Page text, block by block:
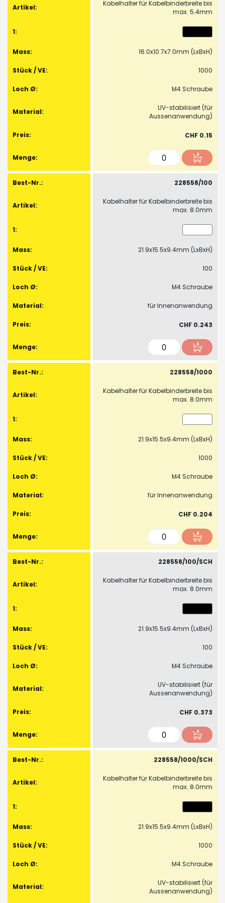
Kabelhalter für Kabelbinderbreite bis
max. 5.4mm
16.0x10.7x7.0mm (LxBxH)
1000
M4 Schraube
UV-stabilisiert (für
Aussenanwendung)
CHF 0.15
228558/100
Kabelhalter für Kabelbinderbreite bis
max. 8.0mm
21.9x15.5x9.4mm (LxBxH)
100
M4 Schraube
für Innenanwendung
CHF 0.243
228558/1000
Kabelhalter für Kabelbinderbreite bis
max. 8.0mm
21.9x15.5x9.4mm (LxBxH)
1000
M4 Schraube
für Innenanwendung
CHF 0.204
228558/100/SCH
Kabelhalter für Kabelbinderbreite bis
max. 8.0mm
21.9x15.5x9.4mm (LxBxH)
100
M4 Schraube
UV-stabilisiert (für
Aussenanwendung)
CHF 0.373
228558/1000/SCH
Kabelhalter für Kabelbinderbreite bis
max. 8.0mm
21.9x15.5x9.4mm (LxBxH)
1000
M4 Schraube
UV-stabilisiert (für
Aussenanwendung)